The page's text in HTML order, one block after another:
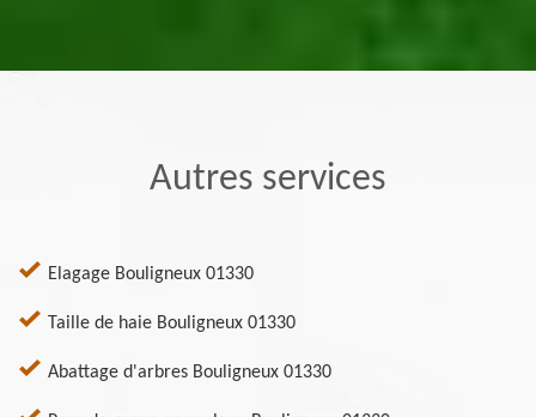
Autres services
Elagage Bouligneux 01330
Taille de haie Bouligneux 01330
Abattage d'arbres Bouligneux 01330